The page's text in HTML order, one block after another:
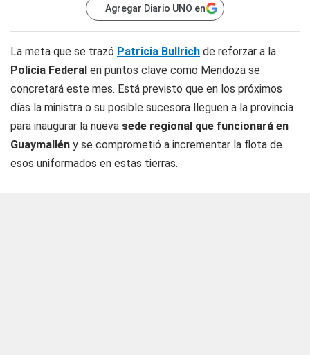
Agregar Diario UNO en
La meta que se trazó Patricia Bullrich de reforzar a la
Policía Federal en puntos clave como Mendoza se
concretará este mes. Está previsto que en los próximos
días la ministra o su posible sucesora lleguen a la provincia
para inaugurar la nueva sede regional que funcionará en
Guaymallén y se comprometió a incrementar la flota de
esos uniformados en estas tierras.